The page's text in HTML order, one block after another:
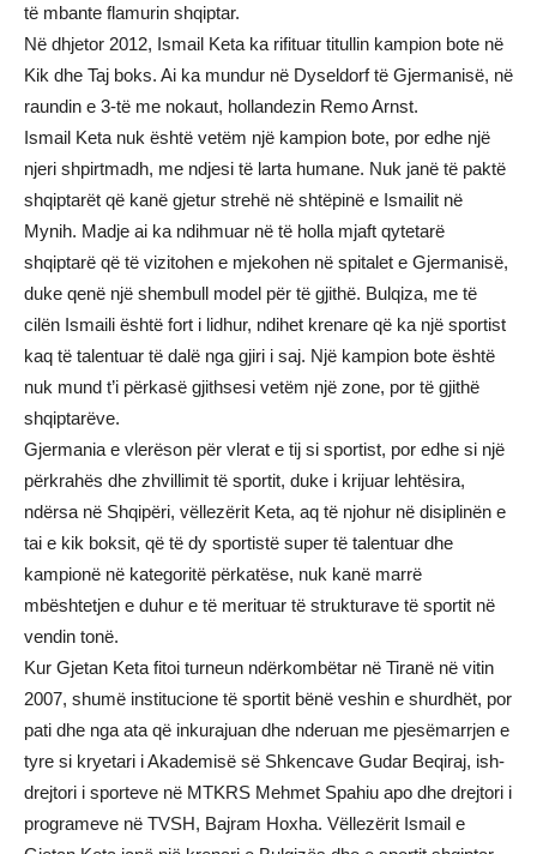
të mbante flamurin shqiptar.
Në dhjetor 2012, Ismail Keta ka rifituar titullin kampion bote në
Kik dhe Taj boks. Ai ka mundur në Dyseldorf të Gjermanisë, në
raundin e 3-të me nokaut, hollandezin Remo Arnst.
Ismail Keta nuk është vetëm një kampion bote, por edhe një
njeri shpirtmadh, me ndjesi të larta humane. Nuk janë të paktë
shqiptarët që kanë gjetur strehë në shtëpinë e Ismailit në
Mynih. Madje ai ka ndihmuar në të holla mjaft qytetarë
shqiptarë që të vizitohen e mjekohen në spitalet e Gjermanisë,
duke qenë një shembull model për të gjithë. Bulqiza, me të
cilën Ismaili është fort i lidhur, ndihet krenare që ka një sportist
kaq të talentuar të dalë nga gjiri i saj. Një kampion bote është
nuk mund t’i përkasë gjithsesi vetëm një zone, por të gjithë
shqiptarëve.
Gjermania e vlerëson për vlerat e tij si sportist, por edhe si një
përkrahës dhe zhvillimit të sportit, duke i krijuar lehtësira,
ndërsa në Shqipëri, vëllezërit Keta, aq të njohur në disiplinën e
tai e kik boksit, që të dy sportistë super të talentuar dhe
kampionë në kategoritë përkatëse, nuk kanë marrë
mbështetjen e duhur e të merituar të strukturave të sportit në
vendin tonë.
Kur Gjetan Keta fitoi turneun ndërkombëtar në Tiranë në vitin
2007, shumë institucione të sportit bënë veshin e shurdhët, por
pati dhe nga ata që inkurajuan dhe nderuan me pjesëmarrjen e
tyre si kryetari i Akademisë së Shkencave Gudar Beqiraj, ish-
drejtori i sporteve në MTKRS Mehmet Spahiu apo dhe drejtori i
programeve në TVSH, Bajram Hoxha. Vëllezërit Ismail e